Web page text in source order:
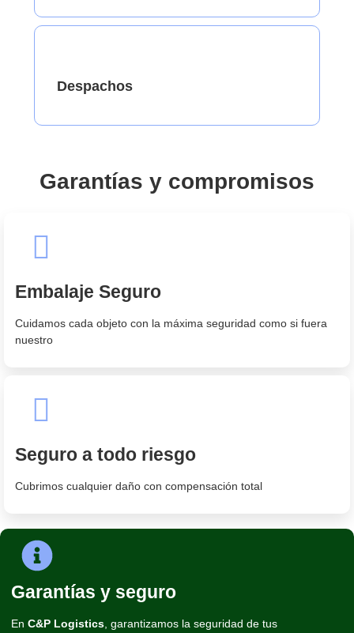
Despachos
Garantías y compromisos
Embalaje Seguro
Cuidamos cada objeto con la máxima seguridad como si fuera
nuestro
Seguro a todo riesgo
Cubrimos cualquier daño con compensación total
Garantías y seguro
En C&P Logistics , garantizamos la seguridad de tus